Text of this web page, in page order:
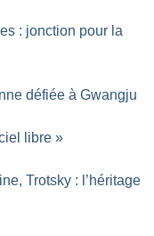
: jonction pour la
défiée à Gwangju
libre »
Trotsky : l’héritage